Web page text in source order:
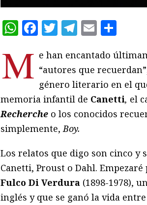
WhatsApp
Facebook
Twitter
Telegram
Email
M e han encantado
“autores que
género literario en el
memoria infantil de Canetti, el
Recherche o los conocidos
simplemente, Boy.
Los relatos que digo son cinco y
Canetti, Proust o Dahl. Empezaré
Fulco Di Verdura (1898-1978),
inglés y que se ganó la vida